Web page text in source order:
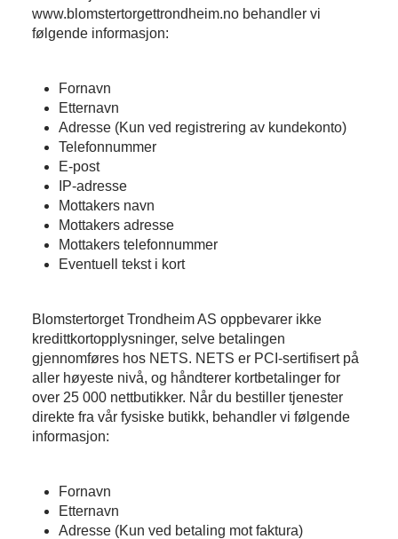
www.blomstertorgettrondheim.no behandler vi
følgende informasjon:
Fornavn
Etternavn
Adresse (Kun ved registrering av kundekonto)
Telefonnummer
E-post
IP-adresse
Mottakers navn
Mottakers adresse
Mottakers telefonnummer
Eventuell tekst i kort
Blomstertorget Trondheim AS oppbevarer ikke
kredittkortopplysninger, selve betalingen
gjennomføres hos NETS. NETS er PCI-sertifisert på
aller høyeste nivå, og håndterer kortbetalinger for
over 25 000 nettbutikker. Når du bestiller tjenester
direkte fra vår fysiske butikk, behandler vi følgende
informasjon:
Fornavn
Etternavn
Adresse (Kun ved betaling mot faktura)